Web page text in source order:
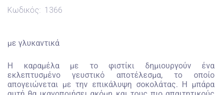
Κωδικός: 1366
με γλυκαντικά
Η καραμέλα με το φιστίκι δημιουργούν ένα
εκλεπτυσμένο γευστικό αποτέλεσμα, το οποίο
απογειώνεται με την επικάλυψη σοκολάτας. Η μπάρα